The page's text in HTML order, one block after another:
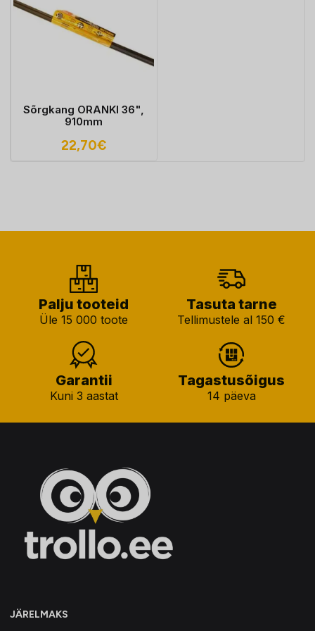
Sõrgkang ORANKI 36",
910mm
22,70€
Palju tooteid
Üle 15 000 toote
Tasuta tarne
Tellimustele al 150 €
Garantii
Kuni 3 aastat
Tagastusõigus
14 päeva
JÄRELMAKS